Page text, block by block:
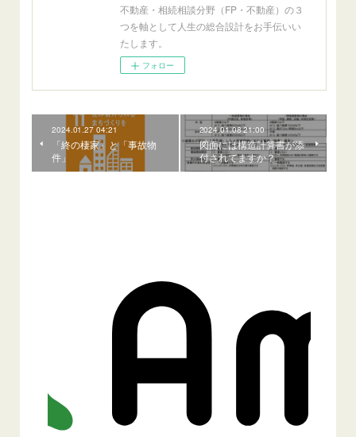
不動産・相続相談分野（FP・不動産）の３
つを軸として人生の総合設計をお手伝いい
たします。
フォロー
2024.01.27 04:21
「終の棲家」と「事故物
件」
2024.01.08 21:00
図面には構造計算書が添
付されてますか？